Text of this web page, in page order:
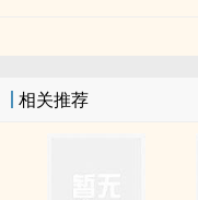
相关推荐